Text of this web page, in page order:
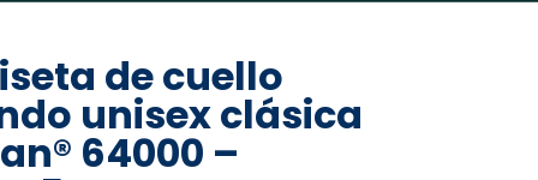
de cuello
unisex clásica
64000 –